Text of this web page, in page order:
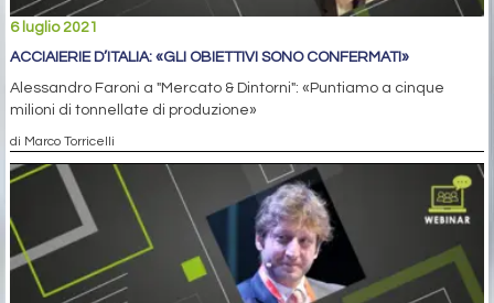
6 luglio 2021
ACCIAIERIE D’ITALIA: «GLI OBIETTIVI SONO CONFERMATI»
Alessandro Faroni a "Mercato & Dintorni": «Puntiamo a cinque
milioni di tonnellate di produzione»
di Marco Torricelli